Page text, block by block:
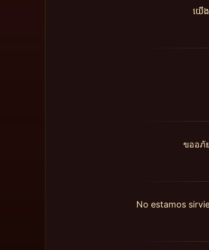
យើ
ขออภั
No estamos